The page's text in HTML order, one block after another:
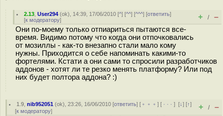
2.13 ,User294 (ok), 14:39, 17/06/2010 [^] [^^] [^^^] [ответить]
[к модератору] + / –
Они по-моему только отпиариться пытаются все-
время. Видимо потому что когда они отпочковались
от мозиллы - как-то внезапно стали мало кому
нужны. Приходится о себе напоминать какими-то
фортелями. Кстати а они сами то спросили разработчиков
аддонов - хотят ли те резко менять платформу? Или под
них будет полтора аддона? :)
1.9 ,nib952051 (ok), 23:26, 16/06/2010 [ответить] [ ﹢﹢﹢] [ · · ·][↓] [↑]
[к модератору] + / –